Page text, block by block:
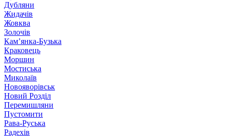
Дубляни
Жидачів
Жовква
Золочів
Кам’янка-Бузька
Краковець
Моршин
Мостиська
Миколаїв
Новояворівськ
Новий Розділ
Перемишляни
Пустомити
Рава-Руська
Радехів